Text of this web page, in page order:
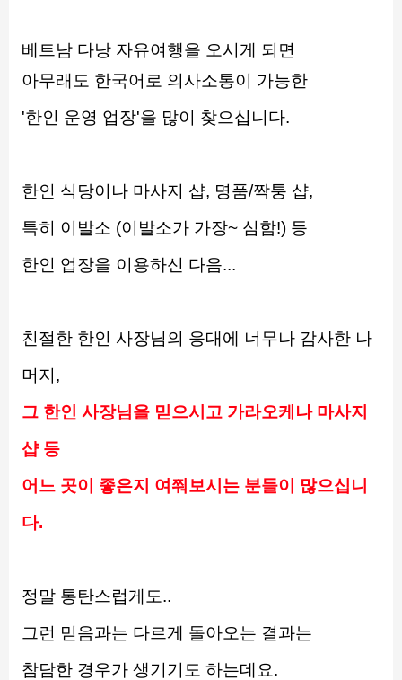
베트남 다낭 자유여행을 오시게 되면
아무래도 한국어로 의사소통이 가능한
'한인 운영 업장'을 많이 찾으십니다.
한인 식당이나 마사지 샵, 명품/짝퉁 샵,
특히 이발소 (이발소가 가장~ 심함!) 등
한인 업장을 이용하신 다음...
친절한 한인 사장님의 응대에 너무나 감사한 나
머지,
그 한인 사장님을 믿으시고 가라오케나 마사지
샵 등
어느 곳이 좋은지 여쭤보시는 분들이 많으십니
다.
정말 통탄스럽게도..
그런 믿음과는 다르게 돌아오는 결과는
참담한 경우가 생기기도 하는데요.